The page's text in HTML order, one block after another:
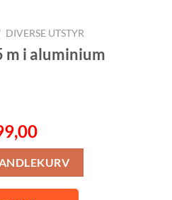
DIVERSE UTSTYR
m i aluminium
Nåværende
pris
er:
kr 4.999,00.